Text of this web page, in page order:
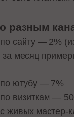
разным
сайту — 2%
месяц
ютубу — 7%
визиткам —
живых мастер-